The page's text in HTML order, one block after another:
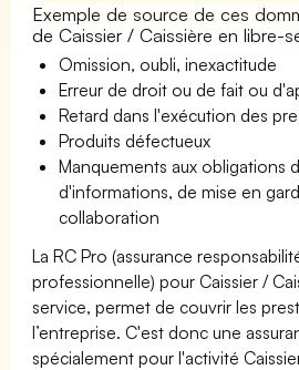
Exemple de source de ces
de Caissier / Caissière en libre-
Omission, oubli, inexactitude
Erreur de droit ou de fait ou
Retard dans l'exécution des
Produits défectueux
Manquements aux obligations
d'informations, de mise en
collaboration
La RC Pro (assurance
professionnelle) pour Caissier /
service, permet de couvrir les
l’entreprise. C'est donc une
spécialement pour l'activité